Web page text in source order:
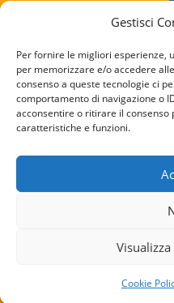
Gestisci
Per fornire le migliori esperienze,
per memorizzare e/o accedere
consenso a queste tecnologie ci
comportamento di navigazione o
acconsentire o ritirare il
caratteristiche e funzioni.
Cookie